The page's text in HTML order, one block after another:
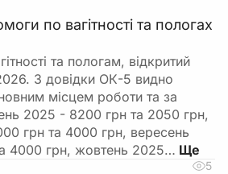
по вагітності та пологах
та пологам, відкритий
З довідки ОК-5 видно
місцем роботи та за
2025 - 8200 грн та 2050 грн,
грн та 4000 грн, вересень
4000 грн, жовтень 2025…
5